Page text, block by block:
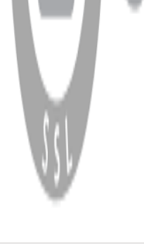
WhatsApp Facebook
Copyright
2026 Dükkan Hifi